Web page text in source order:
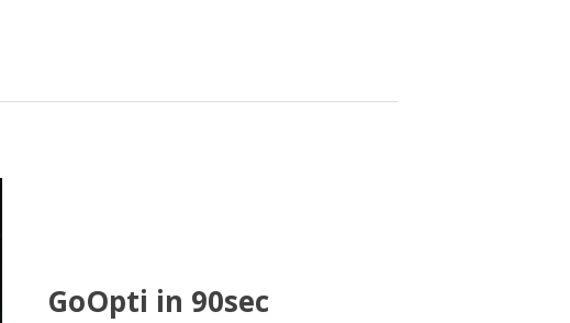
GoOpti in 90sec